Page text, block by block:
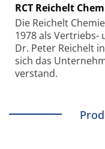
RCT Reichelt
Die Reichelt
1978 als Vertriebs-
Dr. Peter Reichelt
sich das
verstand.